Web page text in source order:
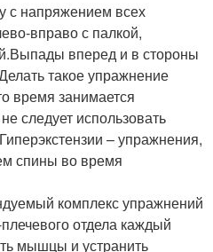
с напряжением всех
вправо с палкой,
вперед и в стороны
такое упражнение
время занимается
следует использовать
– упражнения,
спины во время
комплекс упражнений
отдела каждый
мышцы и устранить